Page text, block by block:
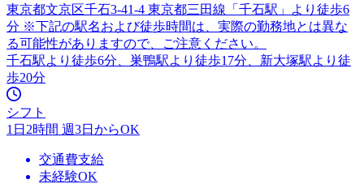
東京都文京区千石3-41-4 東京都三田線「千石駅」より徒歩6
分 ※下記の駅名および徒歩時間は、実際の勤務地とは異な
る可能性がありますので、ご注意ください。
千石駅より徒歩6分、巣鴨駅より徒歩17分、新大塚駅より徒
歩20分
シフト
1日2時間 週3日からOK
交通費支給
未経験OK